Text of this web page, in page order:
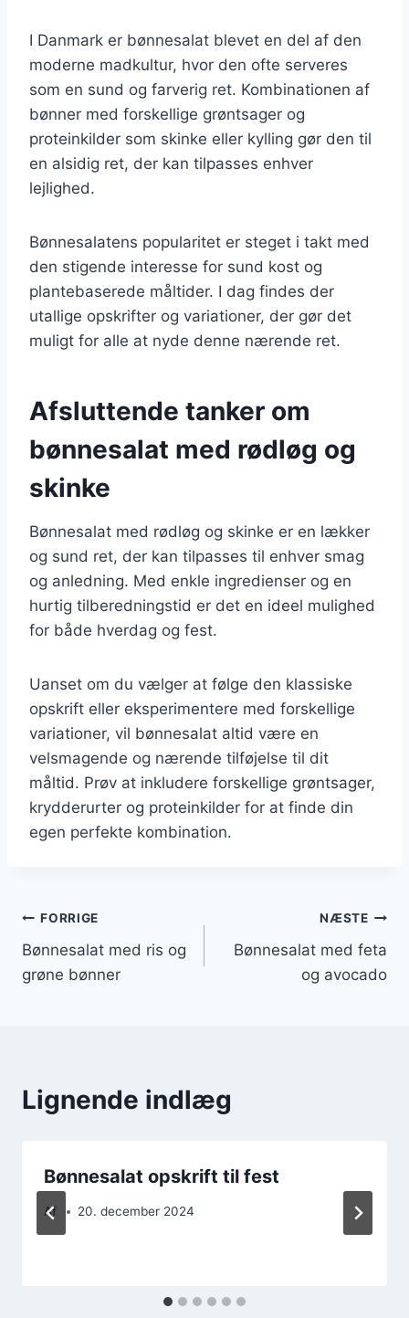
I Danmark er bønnesalat blevet en del af den
moderne madkultur, hvor den ofte serveres
som en sund og farverig ret. Kombinationen af
bønner med forskellige grøntsager og
proteinkilder som skinke eller kylling gør den til
en alsidig ret, der kan tilpasses enhver
lejlighed.
Bønnesalatens popularitet er steget i takt med
den stigende interesse for sund kost og
plantebaserede måltider. I dag findes der
utallige opskrifter og variationer, der gør det
muligt for alle at nyde denne nærende ret.
Afsluttende tanker om
bønnesalat med rødløg og
skinke
Bønnesalat med rødløg og skinke er en lækker
og sund ret, der kan tilpasses til enhver smag
og anledning. Med enkle ingredienser og en
hurtig tilberedningstid er det en ideel mulighed
for både hverdag og fest.
Uanset om du vælger at følge den klassiske
opskrift eller eksperimentere med forskellige
variationer, vil bønnesalat altid være en
velsmagende og nærende tilføjelse til dit
måltid. Prøv at inkludere forskellige grøntsager,
krydderurter og proteinkilder for at finde din
egen perfekte kombination.
Indlægsnavigation
FORRIGE
Bønnesalat med ris og
grøne bønner
NÆSTE
Bønnesalat med feta
og avocado
Lignende indlæg
Bønnesalat opskrift til fest
Af 20. december 2024